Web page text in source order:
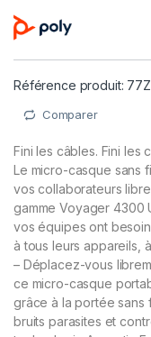
Référence produit:
Comparer
Fini les câbles. Fini les
Le micro-casque sans
vos collaborateurs
gamme Voyager 4300
vos équipes ont
à tous leurs appareils,
– Déplacez-vous
ce micro-casque
grâce à la portée sans
bruits parasites et